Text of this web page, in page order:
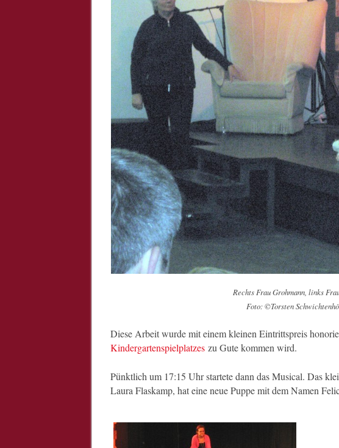
Rechts Frau Grohmann, links
Foto: ©Torsten
Diese Arbeit wurde mit einem kleinen Eintrittspreis
Kindergartenspielplatzes zu Gute kommen wird.
Pünktlich um 17:15 Uhr startete dann das Musical. Das
Laura Flaskamp, hat eine neue Puppe mit dem Namen